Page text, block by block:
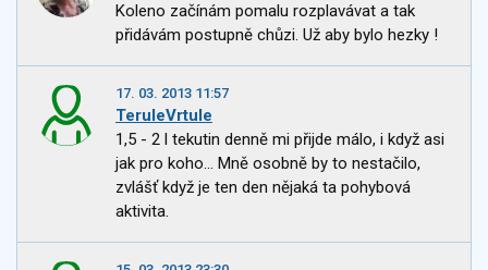
Koleno začínám pomalu rozplavávat a tak
přidávám postupně chůzi. Už aby bylo hezky !
17. 03. 2013 11:57
TeruleVrtule
1,5 - 2 l tekutin denně mi přijde málo, i když asi
jak pro koho... Mně osobně by to nestačilo,
zvlášť když je ten den nějaká ta pohybová
aktivita.